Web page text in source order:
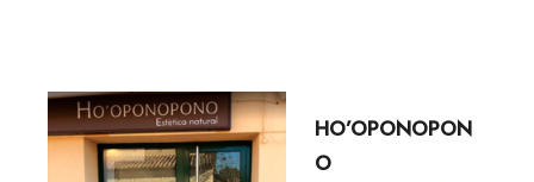
HO’OPONOPON
O